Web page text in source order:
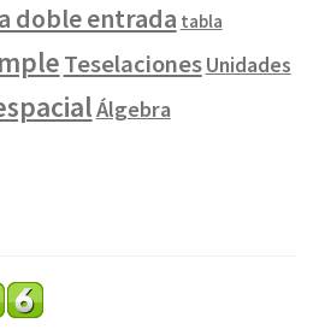
doble entrada tabla
TeselacionesUnidades
Álgebra